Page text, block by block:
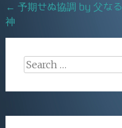
o
k
Post
navigation
← 予期せぬ協調 by 父なる
神
Search